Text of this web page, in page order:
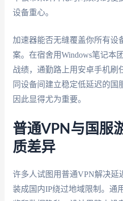
设备重心。
加速器能否无缝覆盖你所有设
案。在宿舍用Windows笔记本
战绩，通勤路上用安卓手机
同设备间建立稳定低延迟的国
因此显得尤为重要。
普通VPN与国服
质差异
许多人试图用普通VPN解决延
装成国内IP绕过地域限制。通